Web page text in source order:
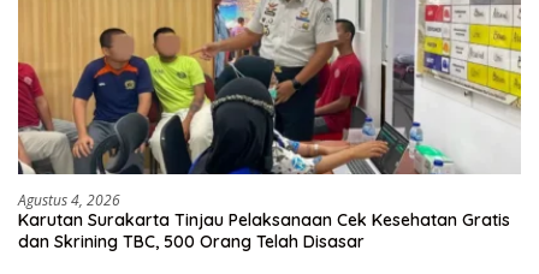
Agustus 4, 2026
Karutan Surakarta Tinjau Pelaksanaan Cek Kesehatan Gratis
dan Skrining TBC, 500 Orang Telah Disasar